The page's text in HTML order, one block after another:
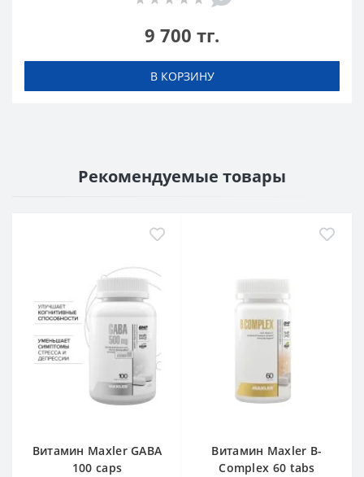
9 700 тг.
В КОРЗИНУ
Рекомендуемые товары
Витамин Maxler GABA
100 caps
Витамин Maxler B-
Complex 60 tabs